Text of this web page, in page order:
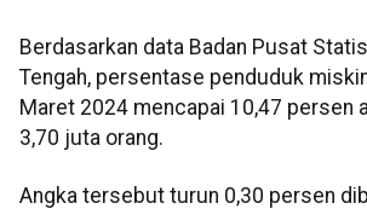
Berdasarkan data Badan Pusat
Tengah, persentase penduduk
Maret 2024 mencapai 10,47 persen
3,70 juta orang.
Angka tersebut turun 0,30 persen